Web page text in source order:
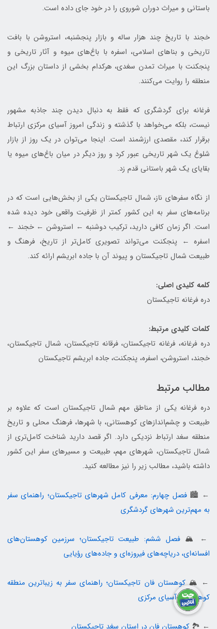
باستانی و میراث دوران شوروی را در خود جای داده است.
خجند با تاریخ چند هزار ساله و بازار پنجشنبه، استروشن با بافت
تاریخی و بناهای اسلامی، اسفره با باغ‌های میوه و آثار تاریخی و
پنجکنت با میراث تمدن سغدی، هرکدام بخشی از داستان بزرگ این
منطقه را روایت می‌کنند.
فرغانه برای گردشگری که فقط به دنبال دیدن چند جاذبه مشهور
نیست، بلکه می‌خواهد با گذشته و زندگی امروز آسیای مرکزی ارتباط
برقرار کند، مقصدی ارزشمند است. اینجا می‌توان در یک روز از بازار
شلوغ یک شهر تاریخی عبور کرد و روز دیگر در میان باغ‌های میوه یا
بقایای یک شهر باستانی قدم زد.
از نگاه سفرهای ناز، شمال تاجیکستان یکی از بخش‌هایی است که در
برنامه‌های سفر به این کشور کمتر از ظرفیت واقعی خود دیده شده
است. اگر زمان کافی دارید، ترکیب دوشنبه ← استروشن ← خجند ←
اسفره ← پنجکنت می‌تواند تصویری کامل‌تر از تاریخ، فرهنگ و
طبیعت شمال تاجیکستان و پیوند آن با جاده ابریشم ارائه کند.
کلمه کلیدی اصلی:
دره فرغانه تاجیکستان
کلمات کلیدی مرتبط:
دره فرغانه، فرغانه تاجیکستان، فرقانه تاجیکستان، شمال تاجیکستان،
خجند، استروشن، اسفره، پنجکنت، جاده ابریشم تاجیکستان
مطالب مرتبط
دره فرغانه یکی از مناطق مهم شمال تاجیکستان است که علاوه بر
طبیعت و چشم‌اندازهای کوهستانی، با شهرها، فرهنگ محلی و تاریخ
منطقه سغد ارتباط نزدیکی دارد. اگر قصد دارید شناخت کامل‌تری از
شمال تاجیکستان، شهرهای مهم، طبیعت و مسیرهای سفر این کشور
داشته باشید، مطالب زیر را نیز مطالعه کنید.
← 🏙️فصل چهارم: معرفی کامل شهرهای تاجیکستان؛ راهنمای سفر
به مهم‌ترین شهرهای گردشگری
← 🏔️فصل ششم: طبیعت تاجیکستان؛ سرزمین کوهستان‌های
افسانه‌ای، دریاچه‌های فیروزه‌ای و جاده‌های رؤیایی
← 🏔️کوهستان فان تاجیکستان؛ راهنمای سفر به زیباترین منطقه
کوهستانی آسیای مرکزی
← 🏞️ کوهستان فان در استان سغد تاجیکستان